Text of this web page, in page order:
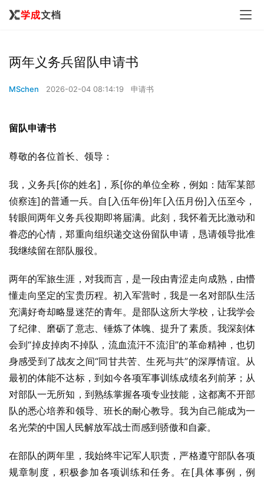
两年义务兵留队申请书
MSchen 2026-02-04 08:14:19 申请书
留队申请书
尊敬的各位首长、领导：
我，义务兵[你的姓名]，系[你的单位全称，例如：陆军某部
侦察连]的普通一兵。自[入伍年份]年[入伍月份]入伍至今，
转眼间两年义务兵役期即将届满。此刻，我怀着无比激动和
眷恋的心情，郑重向组织递交这份留队申请，恳请领导批准
我继续留在部队服役。
两年的军旅生涯，对我而言，是一段由青涩走向成熟，由懵
懂走向坚定的宝贵历程。初入军营时，我是一名对部队生活
充满好奇却略显迷茫的青年。是部队这所大学校，让我学会
了纪律、磨砺了意志、锤炼了体魄、提升了素质。我深刻体
会到“掉皮掉肉不掉队，流血流汗不流泪”的革命精神，也切
身感受到了战友之间“同甘共苦、生死与共”的深厚情谊。从
最初的体能不达标，到如今各项军事训练成绩名列前茅；从
对部队一无所知，到熟练掌握各项专业技能，这都离不开部
队的悉心培养和领导、班长的耐心教导。我为自己能成为一
名光荣的中国人民解放军战士而感到骄傲和自豪。
在部队的两年里，我始终牢记军人职责，严格遵守部队各项
规章制度，积极参加各项训练和任务。在[具体事例，例